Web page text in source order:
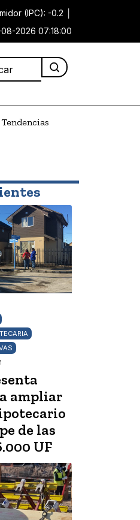
(IPC): -0.2
2026 07:18:00
Tendencias
ampliar
de las
UF